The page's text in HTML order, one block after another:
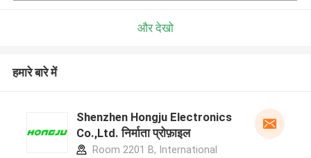
और देखो
हमारे बारे में
Shenzhen Hongju Electronics
Co.,Ltd. निर्माता प्रोफ़ाइल
Room 2201 B, International